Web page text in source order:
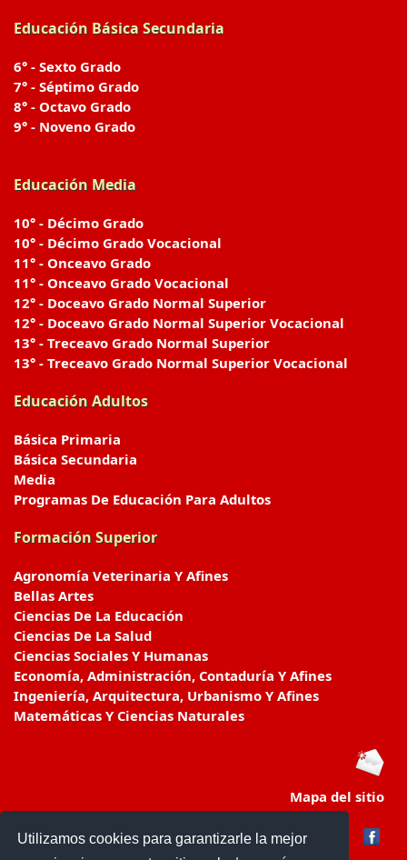
Utilizamos cookies para garantizarle la mejor
Educación Básica Secundaria
6° - Sexto Grado
7° - Séptimo Grado
8° - Octavo Grado
9° - Noveno Grado
Educación Media
10° - Décimo Grado
10° - Décimo Grado Vocacional
11° - Onceavo Grado
11° - Onceavo Grado Vocacional
12° - Doceavo Grado Normal Superior
12° - Doceavo Grado Normal Superior Vocacional
13° - Treceavo Grado Normal Superior
13° - Treceavo Grado Normal Superior Vocacional
Educación Adultos
Básica Primaria
Básica Secundaria
Media
Programas De Educación Para Adultos
Formación Superior
Agronomía Veterinaria Y Afines
Bellas Artes
Ciencias De La Educación
Ciencias De La Salud
Ciencias Sociales Y Humanas
Economía, Administración, Contaduría Y Afines
Ingeniería, Arquitectura, Urbanismo Y Afines
Matemáticas Y Ciencias Naturales
Mapa del sitio